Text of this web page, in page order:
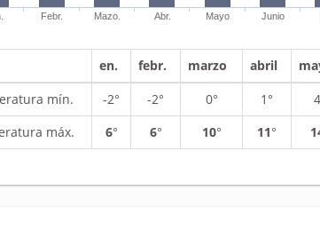
Febr. Mazo. Abr. Mayo Junio
en. febr. marzo abril
mín.
-2° -2° 0° 1°
máx.
6° 6° 10° 11°